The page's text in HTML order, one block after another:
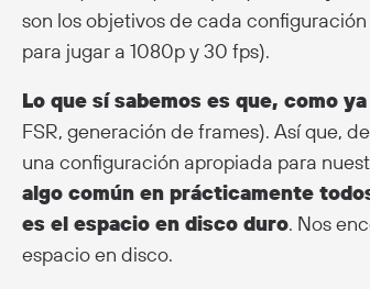
son los objetivos de cada
para jugar a 1080p y 30 fps).
Lo que sí sabemos es que, como
FSR, generación de frames). Así que,
una configuración apropiada para
algo común en prácticamente
es el espacio en disco duro. Nos
espacio en disco.